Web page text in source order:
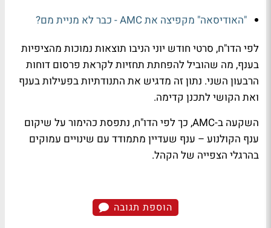
"האודיסאה" מקפיצה את AMC - כבר לא מניית מם?
לפי הדו"ח, סרטי חודש יוני הניבו תוצאות נמוכות מהציפיות
בענף, מה שהוביל להפחתת תחזיות לקראת פרסום דוחות
הרבעון השני. נתון זה מדגיש את התנודתיות בפעילות בענף
ואת הקושי לתכנן קדימה.
השקעה ב-AMC, כך לפי הדו"ח, נתפסת כהימור על שיקום
ענף הקולנוע – ענף שעדיין מתמודד עם שינויים עמוקים
בהרגלי הצפייה של הקהל.
הוספת תגובה